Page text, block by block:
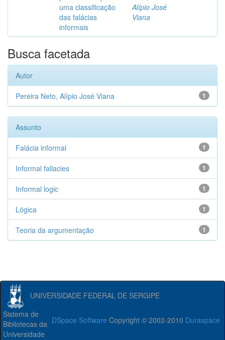
uma classificação
das falácias
informais
Alípio José
Viana
Busca facetada
Autor
1
Pereira Neto, Alípio José Viana
Assunto
1
Falácia informal
1
Informal fallacies
1
Informal logic
1
Lógica
1
Teoria da argumentação
UNIVERSIDADE FEDERAL DE SERGIPE
DSpace Software Copyright © 2002-2010 Duraspace
Sistema de
Bibliotecas da
Universidade